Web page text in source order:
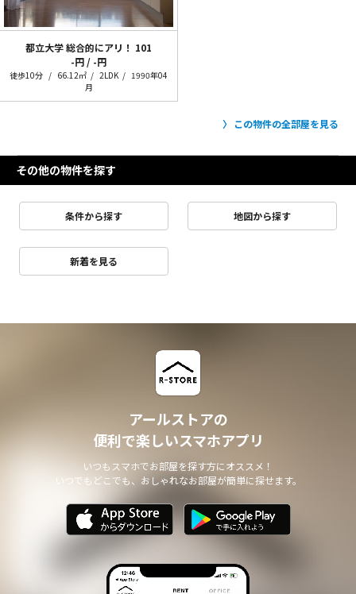
都立大学 総合的にアリ！ 101
-円 / -円
徒歩10分 66.12㎡ 2LDK
1990年04
月
この物件の全部屋を見る
その他の物件を探す
条件から探す 地図から探す
新着を見る
アールストアの
便利で楽しいスマホアプリ
いつもスマホでお部屋を探す方にオススメ！
いつでもどこでも、おしゃれなお部屋が簡単に探せます。